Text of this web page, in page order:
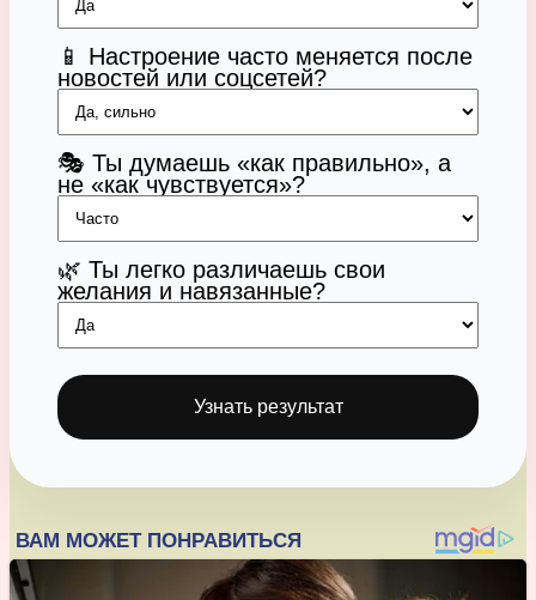
📱 Настроение часто меняется после
новостей или соцсетей?
🎭 Ты думаешь «как правильно», а
не «как чувствуется»?
🌿 Ты легко различаешь свои
желания и навязанные?
Узнать результат